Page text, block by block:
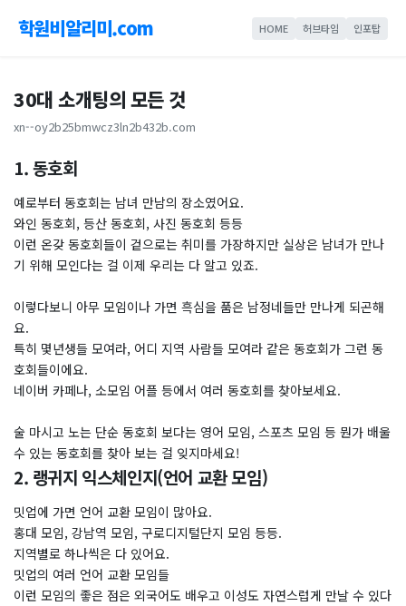
학원비알리미.com HOME 허브타임 인포탑
30대 소개팅의 모든 것
xn--oy2b25bmwcz3ln2b432b.com
1. 동호회
예로부터 동호회는 남녀 만남의 장소였어요.
와인 동호회, 등산 동호회, 사진 동호회 등등
이런 온갖 동호회들이 겉으로는 취미를 가장하지만 실상은 남녀가 만나
기 위해 모인다는 걸 이제 우리는 다 알고 있죠.
이렇다보니 아무 모임이나 가면 흑심을 품은 남정네들만 만나게 되곤해
요.
특히 몇년생들 모여라, 어디 지역 사람들 모여라 같은 동호회가 그런 동
호회들이에요.
네이버 카페나, 소모임 어플 등에서 여러 동호회를 찾아보세요.
술 마시고 노는 단순 동호회 보다는 영어 모임, 스포츠 모임 등 뭔가 배울
수 있는 동호회를 찾아 보는 걸 잊지마세요!
2. 랭귀지 익스체인지(언어 교환 모임)
밋업에 가면 언어 교환 모임이 많아요.
홍대 모임, 강남역 모임, 구로디지털단지 모임 등등.
지역별로 하나씩은 다 있어요.
밋업의 여러 언어 교환 모임들
이런 모임의 좋은 점은 외국어도 배우고 이성도 자연스럽게 만날 수 있다